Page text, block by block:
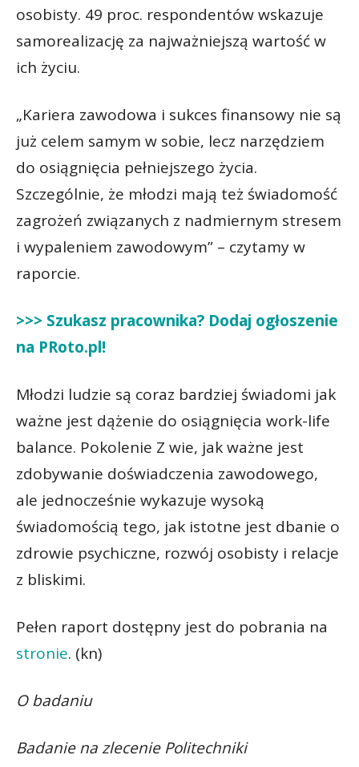
osobisty. 49 proc. respondentów wskazuje
samorealizację za najważniejszą wartość w
ich życiu.
„Kariera zawodowa i sukces finansowy nie są
już celem samym w sobie, lecz narzędziem
do osiągnięcia pełniejszego życia.
Szczególnie, że młodzi mają też świadomość
zagrożeń związanych z nadmiernym stresem
i wypaleniem zawodowym” – czytamy w
raporcie.
>>> Szukasz pracownika? Dodaj ogłoszenie
na PRoto.pl!
Młodzi ludzie są coraz bardziej świadomi jak
ważne jest dążenie do osiągnięcia work-life
balance. Pokolenie Z wie, jak ważne jest
zdobywanie doświadczenia zawodowego,
ale jednocześnie wykazuje wysoką
świadomością tego, jak istotne jest dbanie o
zdrowie psychiczne, rozwój osobisty i relacje
z bliskimi.
Pełen raport dostępny jest do pobrania na
stronie. (kn)
O badaniu
Badanie na zlecenie Politechniki